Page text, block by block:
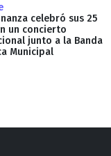
celebró sus 25
un concierto
junto a la Banda
Municipal